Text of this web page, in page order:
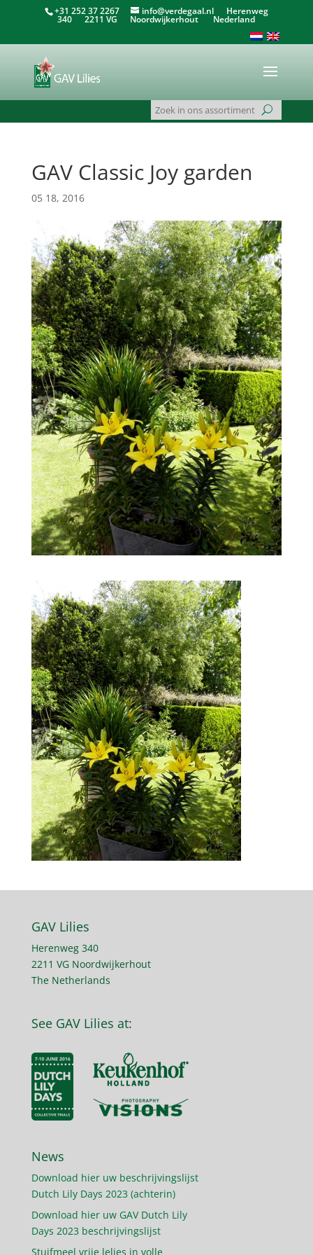
+31 252 37 2267 info@verdegaal.nlHerenweg
340 2211 VG Noordwijkerhout Nederland
GAV Classic Joy garden
05 18, 2016
GAV Lilies
Herenweg 340
2211 VG Noordwijkerhout
The Netherlands
See GAV Lilies at:
News
Download hier uw beschrijvingslijst
Dutch Lily Days 2023 (achterin)
Download hier uw GAV Dutch Lily
Days 2023 beschrijvingslijst
Stuifmeel vrije lelies in volle